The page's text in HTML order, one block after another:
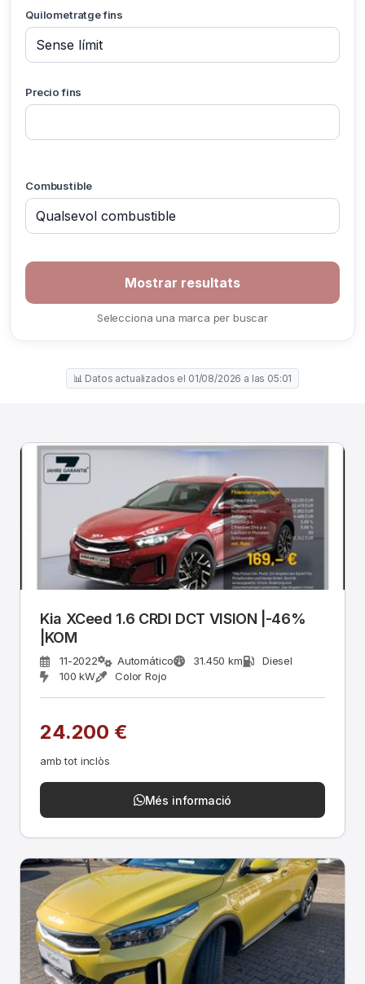
Quilometratge fins
Precio fins
Combustible
Selecciona una marca per buscar
📊 Datos actualizados el 01/08/2026 a las 05:01
Kia XCeed 1.6 CRDI DCT VISION |-46%
|KOM
11-2022 Automático 31.450 km
Diesel
100 kW
Color Rojo
24.200 €
amb tot inclòs
Més informació